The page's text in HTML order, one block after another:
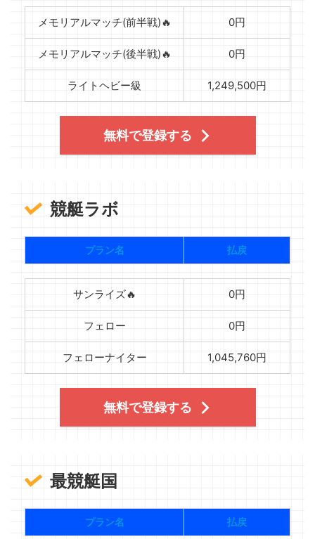
メモリアルマッチ(前半戦)🔥 0円
メモリアルマッチ(後半戦)🔥 0円
ライトヘビー級 1,249,500円
無料で登録する
競艇ラボ
プラン名 払戻
サンライズ🔥 0円
フェロー 0円
フェローナイター 1,045,760円
無料で登録する
最競艇国
プラン名 払戻